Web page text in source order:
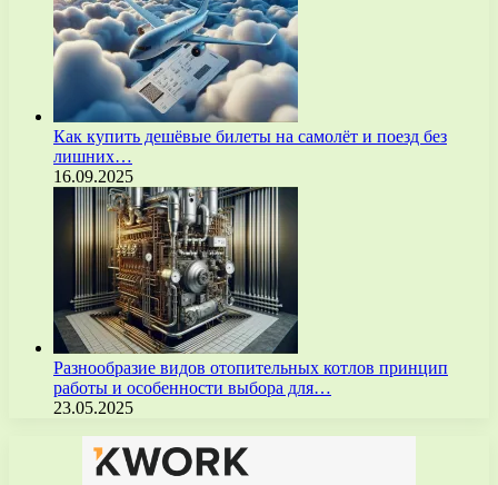
Как купить дешёвые билеты на самолёт и поезд без
лишних…
16.09.2025
Разнообразие видов отопительных котлов принцип
работы и особенности выбора для…
23.05.2025